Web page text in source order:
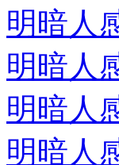
明暗人
明暗人
明暗人
明暗人